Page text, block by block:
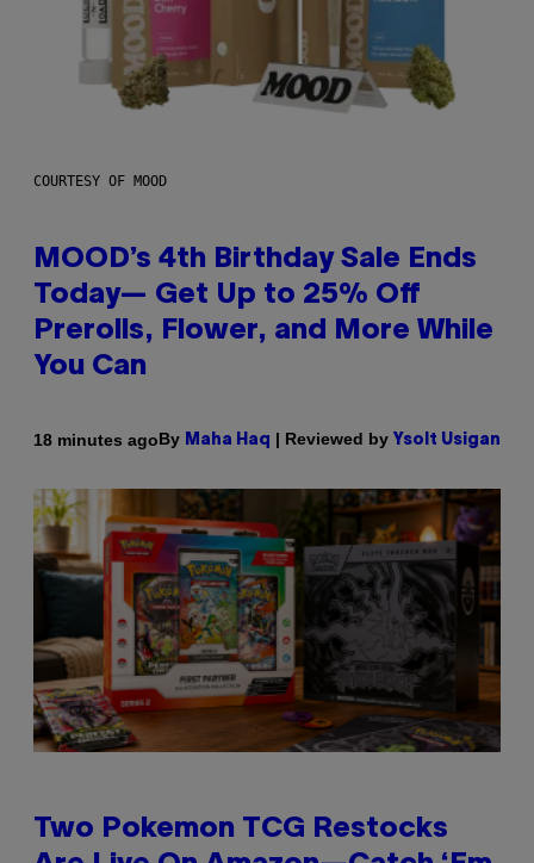
COURTESY OF MOOD
MOOD’s 4th Birthday Sale Ends
Today— Get Up to 25% Off
Prerolls, Flower, and More While
You Can
18 minutes agoBy Maha Haq | Reviewed by Ysolt Usigan
Two Pokemon TCG Restocks